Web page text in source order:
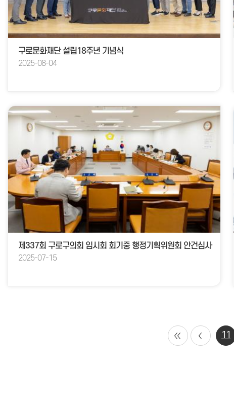
구로문화재단 설립18주년 기념식
2025-08-04
제337회 구로구의회 임시회 회기중 행정기획위원회 안건심사
2025-07-15
11